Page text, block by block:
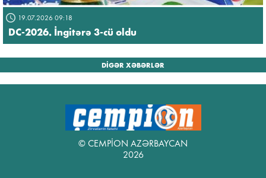
19.07.2026 09:18
DC-2026. İngitərə 3-cü oldu
DİGƏR XƏBƏRLƏR
© CEMPİON AZƏRBAYCAN
2026